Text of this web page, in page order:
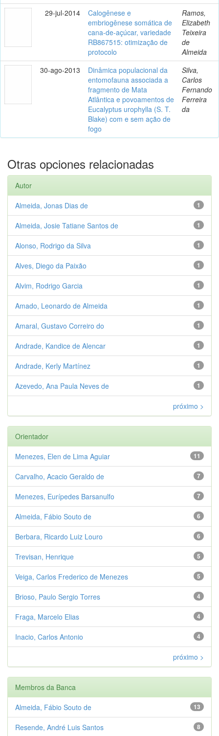
29-jul-2014
Calogênese e
embriogênese somática de
cana-de-açúcar, variedade
RB867515: otimização de
protocolo
Ramos,
Elizabeth
Teixeira
de
Almeida
30-ago-2013
Dinâmica populacional da
entomofauna associada a
fragmento de Mata
Atlântica e povoamentos de
Eucalyptus urophylla (S. T.
Blake) com e sem ação de
fogo
Silva,
Carlos
Fernando
Ferreira
da
Otras opciones relacionadas
Autor
1
Almeida, Jonas Dias de
1
Almeida, Josie Tatiane Santos de
1
Alonso, Rodrigo da Silva
1
Alves, Diego da Paixão
1
Alvim, Rodrigo Garcia
1
Amado, Leonardo de Almeida
1
Amaral, Gustavo Correiro do
1
Andrade, Kandice de Alencar
1
Andrade, Kerly Martínez
1
Azevedo, Ana Paula Neves de
próximo >
Orientador
11
Menezes, Elen de Lima Aguiar
7
Carvalho, Acacio Geraldo de
7
Menezes, Eurípedes Barsanulfo
6
Almeida, Fábio Souto de
6
Berbara, Ricardo Luiz Louro
5
Trevisan, Henrique
5
Veiga, Carlos Frederico de Menezes
4
Brioso, Paulo Sergio Torres
4
Fraga, Marcelo Elias
4
Inacio, Carlos Antonio
próximo >
Membros da Banca
13
Almeida, Fábio Souto de
8
Resende, André Luis Santos